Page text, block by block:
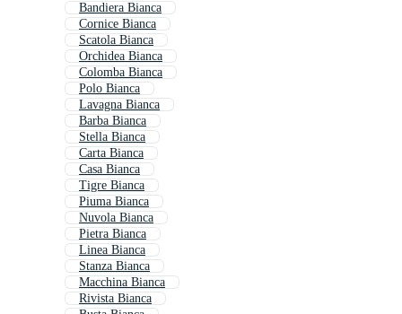
Bandiera Bianca
Cornice Bianca
Scatola Bianca
Orchidea Bianca
Colomba Bianca
Polo Bianca
Lavagna Bianca
Barba Bianca
Stella Bianca
Carta Bianca
Casa Bianca
Tigre Bianca
Piuma Bianca
Nuvola Bianca
Pietra Bianca
Linea Bianca
Stanza Bianca
Macchina Bianca
Rivista Bianca